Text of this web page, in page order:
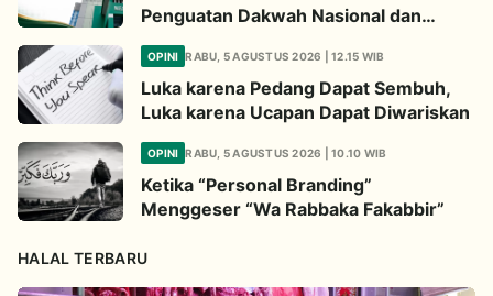
Penguatan Dakwah Nasional dan
Jembatan Kepedulian Umat Global
OPINI RABU, 5 AGUSTUS 2026 | 12.15 WIB
Luka karena Pedang Dapat Sembuh,
Luka karena Ucapan Dapat Diwariskan
OPINI RABU, 5 AGUSTUS 2026 | 10.10 WIB
Ketika “Personal Branding”
Menggeser “Wa Rabbaka Fakabbir”
HALAL TERBARU